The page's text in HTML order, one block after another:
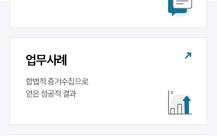
업무사례
합법적 증거수집으로
얻은 성공적 결과